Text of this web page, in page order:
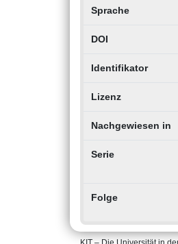
Sprache
DOI
Identifikator
Lizenz
Nachgewiesen in
Serie
Folge